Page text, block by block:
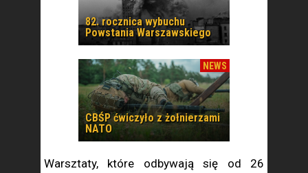
82. rocznica wybuchu
Powstania Warszawskiego
NEWS
CBŚP ćwiczyło z żołnierzami
NATO
Warsztaty, które odbywają się od 26